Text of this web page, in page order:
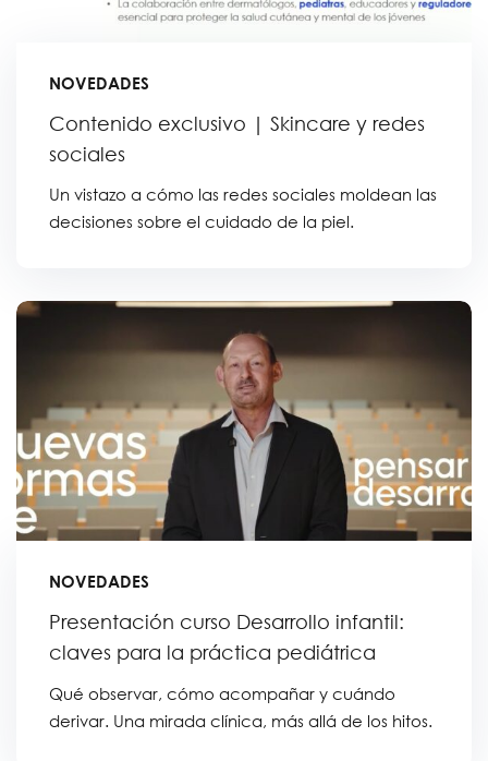
NOVEDADES
Contenido exclusivo | Skincare y redes
sociales
Un vistazo a cómo las redes sociales moldean las
decisiones sobre el cuidado de la piel.
NOVEDADES
Presentación curso Desarrollo infantil:
claves para la práctica pediátrica
Qué observar, cómo acompañar y cuándo
derivar. Una mirada clínica, más allá de los hitos.